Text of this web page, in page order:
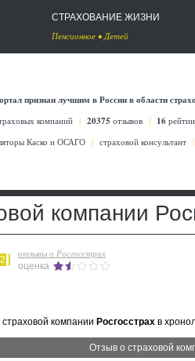
СТРАХОВАНИЕ ЖИЗНИ
Пенсионное •Детей
признан лучшим в России в области
компаний | 20375 отзывов | 16
Каско и ОСАГО | страховой консультант |
компании
отзывы о Росгосстрах
оценка
компании Росгосстрах в
Отзыв о страховой